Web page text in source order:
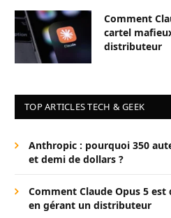
Comment
cartel
distributeur
TOP ARTICLES TECH & GEEK
Anthropic : pourquoi 350
et demi de dollars ?
Comment Claude Opus 5
en gérant un distributeur